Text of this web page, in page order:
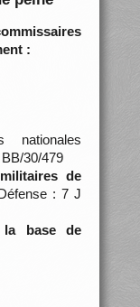
:
nationales
BB/30/479
de
: 7 J
la base de